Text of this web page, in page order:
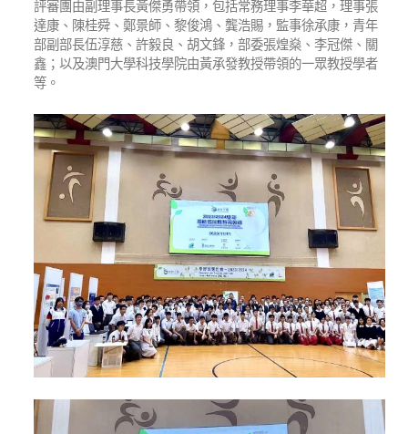
評審團由副理事長黃傑勇帶領，包括常務理事李華超，理事張
達康、陳桂舜、鄭景師、黎俊鴻、龔浩賜，監事徐承康，青年
部副部長伍淳慈、許毅良、胡文鋒，部委張煌燊、李冠傑、關
鑫；以及澳門大學科技學院由黃承發教授帶領的一眾教授學者
等。